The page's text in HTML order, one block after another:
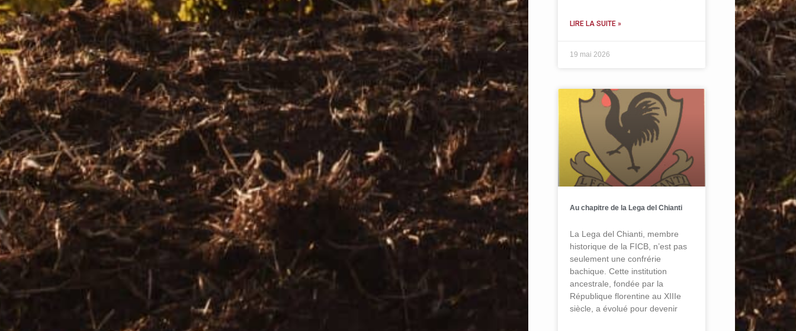
LIRE LA SUITE »
19 mai 2026
Au chapitre de la Lega del Chianti
La Lega del Chianti, membre
historique de la FICB, n’est pas
seulement une confrérie
bachique. Cette institution
ancestrale, fondée par la
République florentine au XIIIe
siècle, a évolué pour devenir